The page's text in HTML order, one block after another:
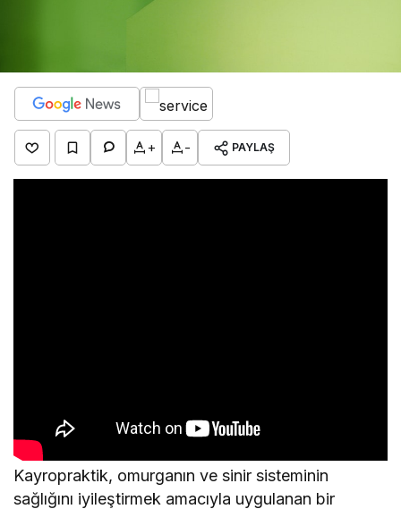
+ - PAYLAŞ
Kayropraktik, omurganın ve sinir sisteminin
sağlığını iyileştirmek amacıyla uygulanan bir